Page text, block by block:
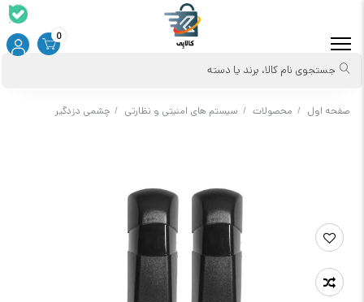
جستجوی نام کالا، برند یا دسته
0
صفحه اول / محصولات / سیستم های امنیتی و نظارتی / چشمی دزدگیر